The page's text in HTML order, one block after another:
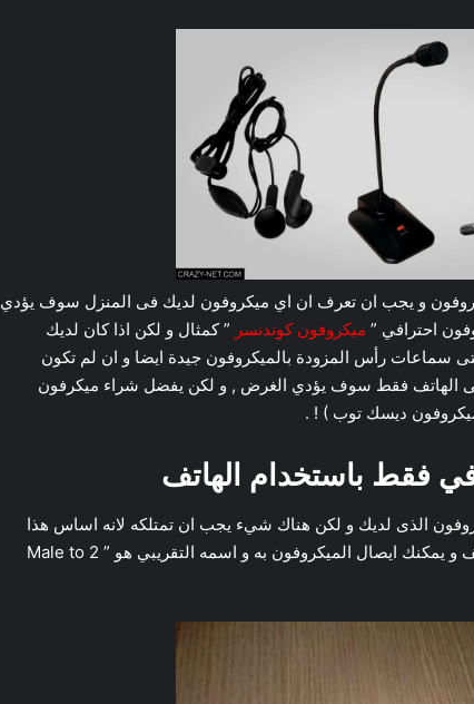
و يجب ان تعرف ان اي ميكروفون لديك فى المنزل سوف يؤدي
احترافي ” ميكروفون كوندنسر ” كمثال و لكن اذا كان لديك
سماعات رأس المزودة بالميكروفون جيدة ايضا و ان لم تكون
فى الهاتف فقط سوف يؤدي الغرض , و لكن يفضل شراء ميكرفون
ديسك توب ) ! .
فقط باستخدام الهاتف
الذى لديك و لكن هناك شيء يجب ان تمتلكه لانه اساس هذا
الموضوع و هو كابل محول P3 يتم توصيله بالهاتف و يمكنك ايصال الميكروفون به و اسمه التقريبي هو ” Male to 2